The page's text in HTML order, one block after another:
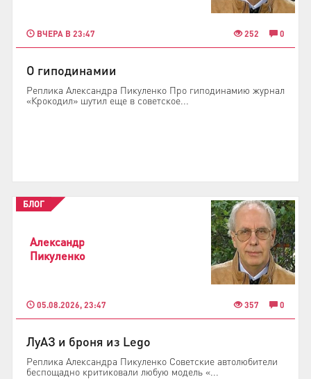
ВЧЕРА В 23:47 252 0
О гиподинамии
Реплика Александра Пикуленко Про гиподинамию журнал
«Крокодил» шутил еще в советское...
Александр
Пикуленко
05.08.2026, 23:47 357 0
БЛОГ
ЛуАЗ и броня из Lego
Реплика Александра Пикуленко Советские автолюбители
беспощадно критиковали любую модель «...